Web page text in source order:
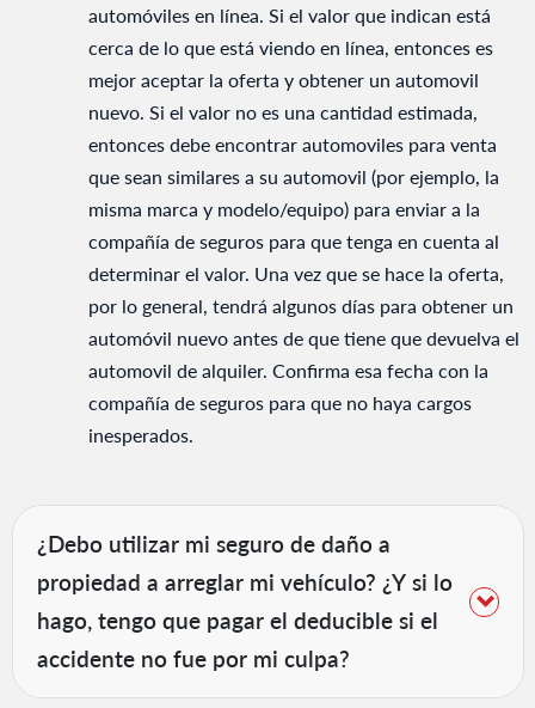
automóviles en línea. Si el valor que indican está
cerca de lo que está viendo en línea, entonces es
mejor aceptar la oferta y obtener un automovil
nuevo. Si el valor no es una cantidad estimada,
entonces debe encontrar automoviles para venta
que sean similares a su automovil (por ejemplo, la
misma marca y modelo/equipo) para enviar a la
compañía de seguros para que tenga en cuenta al
determinar el valor. Una vez que se hace la oferta,
por lo general, tendrá algunos días para obtener un
automóvil nuevo antes de que tiene que devuelva el
automovil de alquiler. Confirma esa fecha con la
compañía de seguros para que no haya cargos
inesperados.
¿Debo utilizar mi seguro de daño a
propiedad a arreglar mi vehículo? ¿Y si lo
hago, tengo que pagar el deducible si el
accidente no fue por mi culpa?